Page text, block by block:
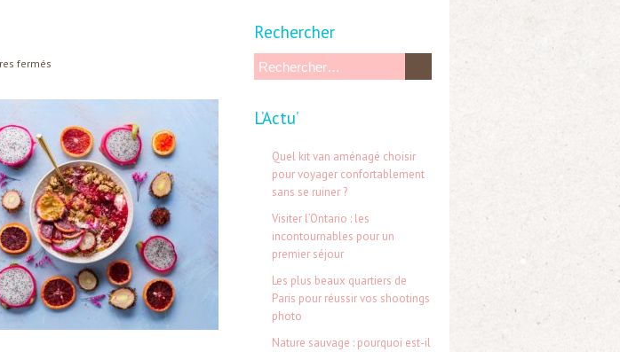
fermés
Rechercher
L’Actu’
Quel kit van aménagé choisir
pour voyager confortablement
sans se ruiner ?
Visiter l’Ontario : les
incontournables pour un
premier séjour
Les plus beaux quartiers de
Paris pour réussir vos shootings
photo
Nature sauvage : pourquoi est-il